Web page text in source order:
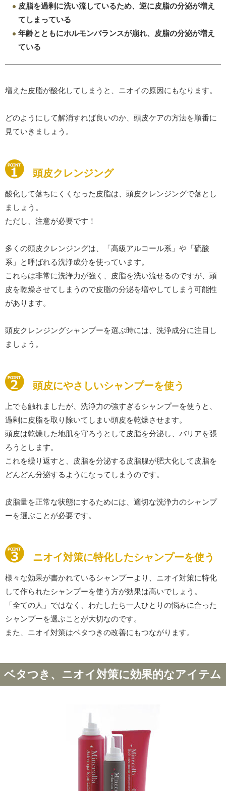
皮脂を過剰に洗い流しているため、逆に皮脂の分泌が増え
てしまっている
年齢とともにホルモンバランスが崩れ、皮脂の分泌が増え
ている
増えた皮脂が酸化してしまうと、ニオイの原因にもなります。
どのようにして解消すれば良いのか、頭皮ケアの方法を順番に
見ていきましょう。
頭皮クレンジング
酸化して落ちにくくなった皮脂は、頭皮クレンジングで落とし
ましょう。
ただし、注意が必要です！
多くの頭皮クレンジングは、「高級アルコール系」や「硫酸
系」と呼ばれる洗浄成分を使っています。
これらは非常に洗浄力が強く、皮脂を洗い流せるのですが、頭
皮を乾燥させてしまうので皮脂の分泌を増やしてしまう可能性
があります。
頭皮クレンジングシャンプーを選ぶ時には、洗浄成分に注目し
ましょう。
頭皮にやさしいシャンプーを使う
上でも触れましたが、洗浄力の強すぎるシャンプーを使うと、
過剰に皮脂を取り除いてしまい頭皮を乾燥させます。
頭皮は乾燥した地肌を守ろうとして皮脂を分泌し、バリアを張
ろうとします。
これを繰り返すと、皮脂を分泌する皮脂腺が肥大化して皮脂を
どんどん分泌するようになってしまうのです。
皮脂量を正常な状態にするためには、適切な洗浄力のシャンプ
ーを選ぶことが必要です。
ニオイ対策に特化したシャンプーを使う
様々な効果が書かれているシャンプーより、ニオイ対策に特化
して作られたシャンプーを使う方が効果は高いでしょう。
「全ての人」ではなく、わたしたち一人ひとりの悩みに合った
シャンプーを選ぶことが大切なのです。
また、ニオイ対策はベタつきの改善にもつながります。
ベタつき、ニオイ対策に効果的なアイテム